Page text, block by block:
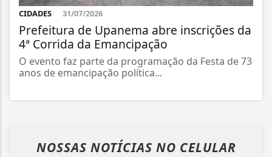
CIDADES 31/07/2026
Prefeitura de Upanema abre inscrições da
4ª Corrida da Emancipação
O evento faz parte da programação da Festa de 73
anos de emancipação política...
NOSSAS NOTÍCIAS NO CELULAR